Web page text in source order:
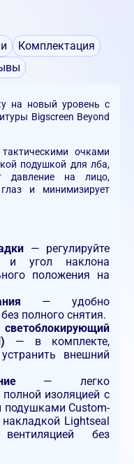
Комплектация
на новый уровень с
Bigscreen Beyond
очками
подушкой для лба,
давление на лицо,
и минимизирует
— регулируйте
и угол наклона
положения на
— удобно
полного снятия.
— в комплекте,
внешний
— легко
изоляцией с
подушками Custom-
Lightseal
без